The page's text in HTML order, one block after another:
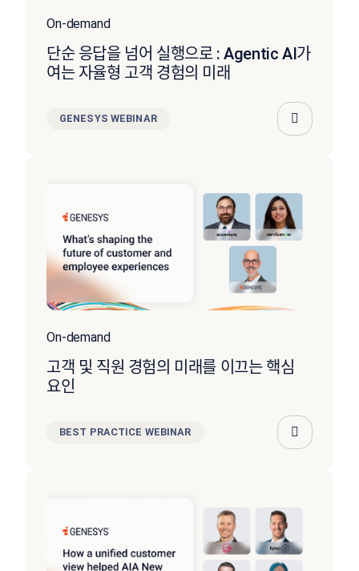
On-demand
단순 응답을 넘어 실행으로 : Agentic AI가
여는 자율형 고객 경험의 미래
GENESYS WEBINAR
On-demand
고객 및 직원 경험의 미래를 이끄는 핵심
요인
BEST PRACTICE WEBINAR